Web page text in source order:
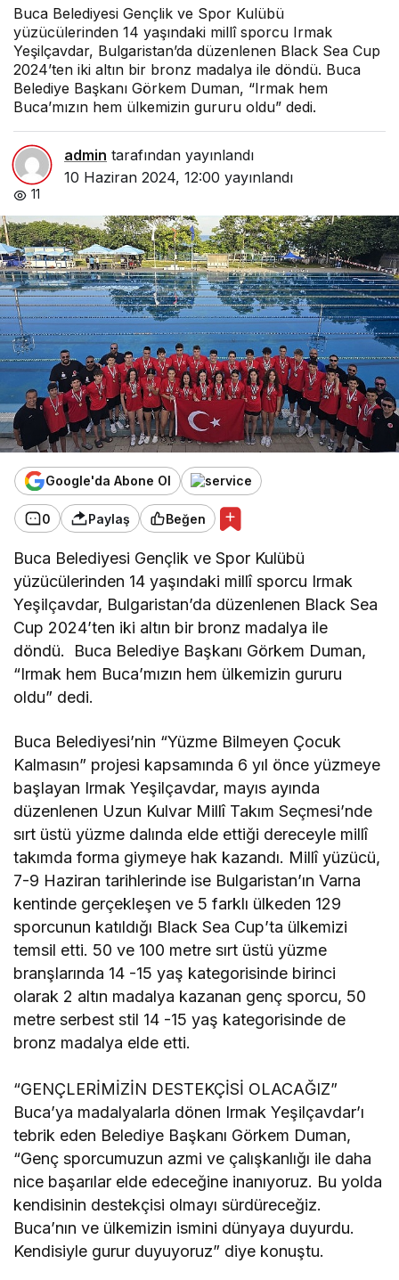
Buca Belediyesi Gençlik ve Spor Kulübü
yüzücülerinden 14 yaşındaki millî sporcu Irmak
Yeşilçavdar, Bulgaristan’da düzenlenen Black Sea Cup
2024’ten iki altın bir bronz madalya ile döndü. Buca
Belediye Başkanı Görkem Duman, “Irmak hem
Buca’mızın hem ülkemizin gururu oldu” dedi.
admin tarafından yayınlandı
10 Haziran 2024, 12:00 yayınlandı
11
Google'da Abone Ol
0 Paylaş Beğen
Buca Belediyesi Gençlik ve Spor Kulübü
yüzücülerinden 14 yaşındaki millî sporcu Irmak
Yeşilçavdar, Bulgaristan’da düzenlenen Black Sea
Cup 2024’ten iki altın bir bronz madalya ile
döndü. Buca Belediye Başkanı Görkem Duman,
“Irmak hem Buca’mızın hem ülkemizin gururu
oldu” dedi.
Buca Belediyesi’nin “Yüzme Bilmeyen Çocuk
Kalmasın” projesi kapsamında 6 yıl önce yüzmeye
başlayan Irmak Yeşilçavdar, mayıs ayında
düzenlenen Uzun Kulvar Millî Takım Seçmesi’nde
sırt üstü yüzme dalında elde ettiği dereceyle millî
takımda forma giymeye hak kazandı. Millî yüzücü,
7-9 Haziran tarihlerinde ise Bulgaristan’ın Varna
kentinde gerçekleşen ve 5 farklı ülkeden 129
sporcunun katıldığı Black Sea Cup’ta ülkemizi
temsil etti. 50 ve 100 metre sırt üstü yüzme
branşlarında 14 -15 yaş kategorisinde birinci
olarak 2 altın madalya kazanan genç sporcu, 50
metre serbest stil 14 -15 yaş kategorisinde de
bronz madalya elde etti.
“GENÇLERİMİZİN DESTEKÇİSİ OLACAĞIZ”
Buca’ya madalyalarla dönen Irmak Yeşilçavdar’ı
tebrik eden Belediye Başkanı Görkem Duman,
“Genç sporcumuzun azmi ve çalışkanlığı ile daha
nice başarılar elde edeceğine inanıyoruz. Bu yolda
kendisinin destekçisi olmayı sürdüreceğiz.
Buca’nın ve ülkemizin ismini dünyaya duyurdu.
Kendisiyle gurur duyuyoruz” diye konuştu.